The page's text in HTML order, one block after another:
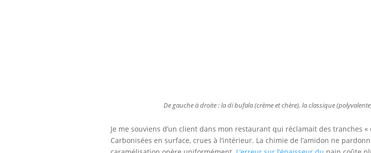
De gauche à droite : la di bufala (crème et chère), la classique
Je me souviens d’un client dans mon restaurant qui réclamait des tranches «
Carbonisées en surface, crues à l’intérieur. La chimie de l’amidon ne